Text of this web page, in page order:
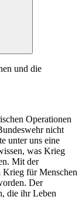
und die
Operationen
nicht
unter uns eine
was Krieg
Mit der
Krieg für Menschen
Der
die ihr Leben